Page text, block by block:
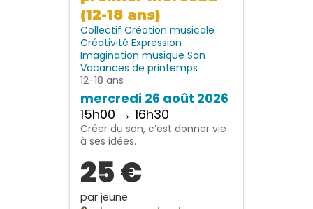
(12-18 ans)
Collectif Création musicale
Créativité Expression
Imagination musique Son
Vacances de printemps
12-18 ans
mercredi 26 août 2026
15h00 → 16h30
Créer du son, c’est donner vie
à ses idées.
25 €
par jeune